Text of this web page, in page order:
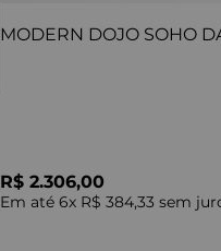
MODERN DOJO SOHO
R$ 2.306,00
Em até 6x R$ 384,33 sem